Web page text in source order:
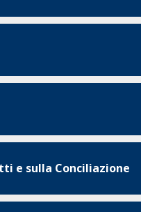
e sulla Conciliazione